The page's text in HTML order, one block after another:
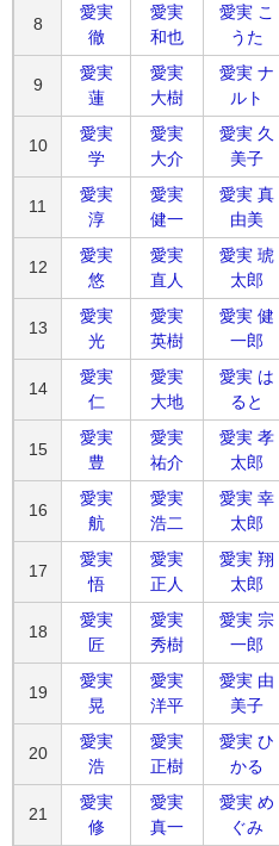
8
愛実
徹
愛実
和也
愛実 こ
うた
9
愛実
蓮
愛実
大樹
愛実 ナ
ルト
10
愛実
学
愛実
大介
愛実 久
美子
11
愛実
淳
愛実
健一
愛実 真
由美
12
愛実
悠
愛実
直人
愛実 琥
太郎
13
愛実
光
愛実
英樹
愛実 健
一郎
14
愛実
仁
愛実
大地
愛実 は
ると
15
愛実
豊
愛実
祐介
愛実 孝
太郎
16
愛実
航
愛実
浩二
愛実 幸
太郎
17
愛実
悟
愛実
正人
愛実 翔
太郎
18
愛実
匠
愛実
秀樹
愛実 宗
一郎
19
愛実
晃
愛実
洋平
愛実 由
美子
20
愛実
浩
愛実
正樹
愛実 ひ
かる
21
愛実
修
愛実
真一
愛実 め
ぐみ